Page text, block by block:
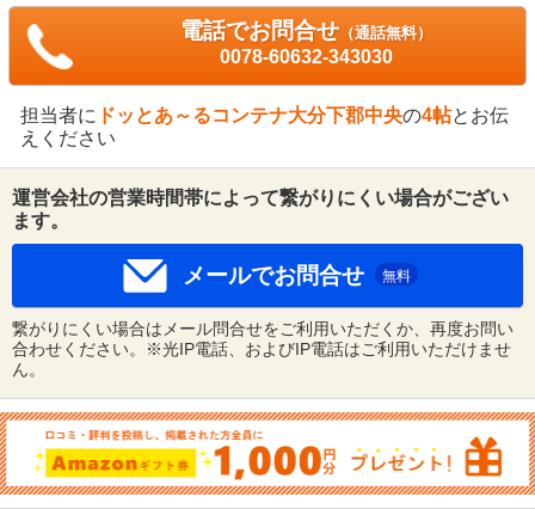
電話でお問合せ （通話無料）
0078-60632-343030
担当者に ドッとあ～るコンテナ大分下郡中央の4帖とお伝
えください
運営会社の営業時間帯によって繋がりにくい場合がござい
ます。
メールでお問合せ 無料
繋がりにくい場合はメール問合せをご利用いただくか、再度お問い
合わせください。※光IP電話、およびIP電話はご利用いただけませ
ん。